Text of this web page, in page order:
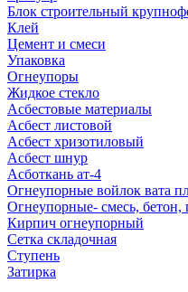
Блок строительный
Клей
Цемент и смеси
Упаковка
Огнеупоры
Жидкое стекло
Асбестовые материалы
Асбест листовой
Асбест хризотиловый
Асбест шнур
Асботкань ат-4
Огнеупорные войлок вата
Огнеупорные- смесь, бетон,
Кирпич огнеупорный
Сетка складочная
Ступень
Затирка